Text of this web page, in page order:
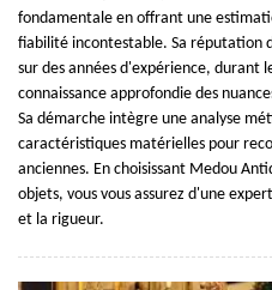
fondamentale en offrant une
fiabilité incontestable. Sa réputation
sur des années d'expérience, durant
connaissance approfondie des
Sa démarche intègre une analyse
caractéristiques matérielles pour
anciennes. En choisissant Medou
objets, vous vous assurez d'une
et la rigueur.